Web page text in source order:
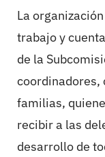
La
trabajo y
de la
coordinadores,
familias,
recibir a las
desarrollo de